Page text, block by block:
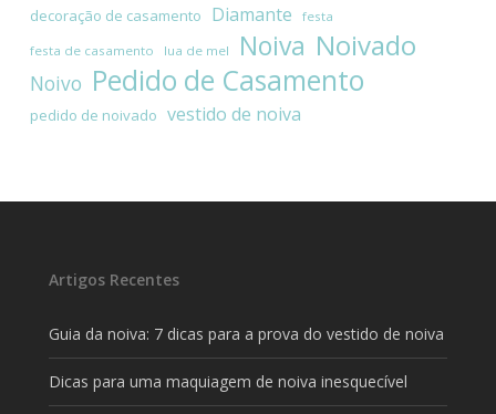
decoração de casamento Diamante festa
festa de casamento lua de mel Noiva Noivado
Noivo Pedido de Casamento
pedido de noivado vestido de noiva
Artigos Recentes
Guia da noiva: 7 dicas para a prova do vestido de noiva
Dicas para uma maquiagem de noiva inesquecível